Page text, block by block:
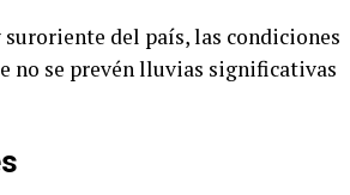
suroriente del país, las condiciones
no se prevén lluvias significativas